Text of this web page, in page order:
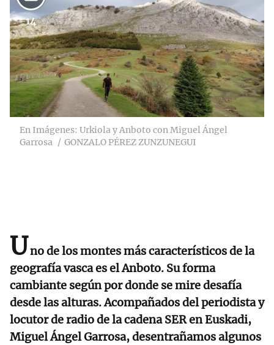
14
En Imágenes: Urkiola y Anboto con Miguel Ángel
Garrosa
GONZALO PÉREZ ZUNZUNEGUI
Uno de los montes más característicos de la
geografía vasca es el Anboto. Su forma
cambiante según por donde se mire desafía
desde las alturas. Acompañados del periodista y
locutor de radio de la cadena SER en Euskadi,
Miguel Ángel Garrosa, desentrañamos algunos